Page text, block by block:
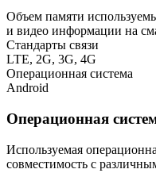
Объем памяти
и видео информации на
Стандарты связи
LTE, 2G, 3G, 4G
Операционная система
Android
Операционная
Используемая
совместимость с